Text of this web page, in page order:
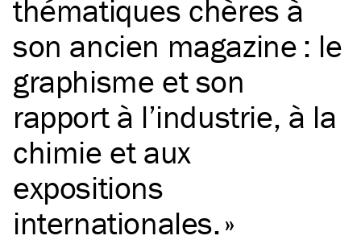
thématiques chères à
son ancien magazine : le
graphisme et son
rapport à l’industrie, à la
chimie et aux
expositions
internationales.